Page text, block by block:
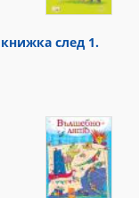
след 1.